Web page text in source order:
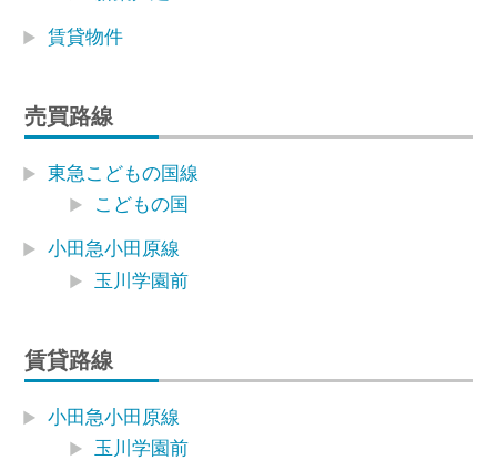
賃貸物件
売買路線
東急こどもの国線
こどもの国
小田急小田原線
玉川学園前
賃貸路線
小田急小田原線
玉川学園前